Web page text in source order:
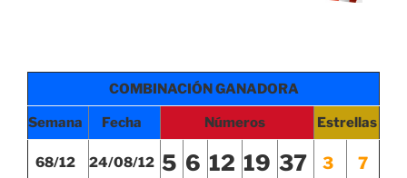
COMBINACIÓN GANADORA
Semana Fecha Números Estrellas
68/12 24/08/12 5 6 12 19 37 3 7